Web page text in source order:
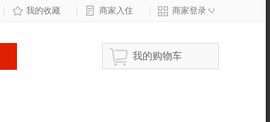
我的收藏 商家入住 商家登录 ◇
我的购物车